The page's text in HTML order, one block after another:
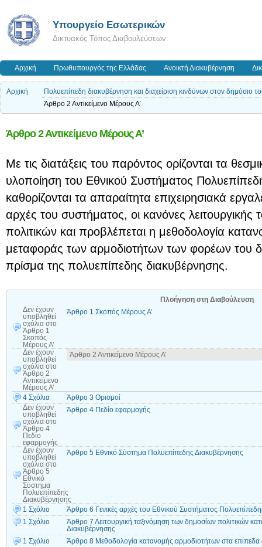
Υπουργείο Εσωτερικών
Δικτυακός Τόπος Διαβουλεύσεων
Αρχική Πρωθυπουργός της Ελλάδας Ανοικτή Διακυβέρνηση
Αρχική
Πολυεπίπεδη διακυβέρνηση και διαχείριση κινδύνων στον δημόσιο
Άρθρο 2 Αντικείμενο Μέρους Α’
Άρθρο 2 Αντικείμενο Μέρους Α’
Με τις διατάξεις του παρόντος ορίζονται τα
υλοποίηση του Εθνικού Συστήματος
καθορίζονται τα απαραίτητα επιχειρησιακά
αρχές του συστήματος, οι κανόνες
πολιτικών και προβλέπεται η μεθοδολογία
μεταφοράς των αρμοδιοτήτων των φορέων του
πρίσμα της πολυεπίπεδης διακυβέρνησης.
Πλοήγηση στη Διαβούλευση
Δεν έχουν
υποβληθεί
σχόλια στο
Άρθρο 1
Σκοπός
Μέρους Α’
Άρθρο 1 Σκοπός Μέρους Α’
Δεν έχουν
υποβληθεί
σχόλια στο
Άρθρο 2
Αντικείμενο
Μέρους Α’
Άρθρο 2 Αντικείμενο Μέρους Α’
4 Σχόλια
Άρθρο 3 Ορισμοί
Δεν έχουν
υποβληθεί
σχόλια στο
Άρθρο 4
Πεδίο
εφαρμογής
Άρθρο 4 Πεδίο εφαρμογής
Δεν έχουν
υποβληθεί
σχόλια στο
Άρθρο 5
Εθνικό
Σύστημα
Πολυεπίπεδης
Διακυβέρνησης
Άρθρο 5 Εθνικό Σύστημα Πολυεπίπεδης Διακυβέρνησης
1 Σχόλιο
Άρθρο 6 Γενικές αρχές του Εθνικού Συστήματος
1 Σχόλιο
Άρθρο 7 Λειτουργική ταξινόμηση των δημοσίων πολιτικών
Διακυβέρνησης
1 Σχόλιο
Άρθρο 8 Μεθοδολογία κατανομής αρμοδιοτήτων στα επίπεδα